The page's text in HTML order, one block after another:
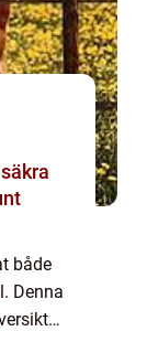
både
Denna